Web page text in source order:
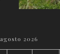
agosto 2026